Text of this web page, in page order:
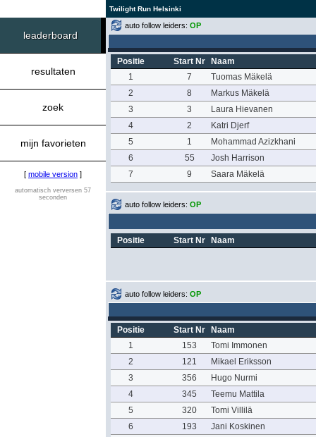
Twilight Run Helsinki
leaderboard
resultaten
zoek
mijn favorieten
[ mobile version ]
automatisch verversen 57
seconden
auto follow leiders: OP
Positie Start Nr
Naam
1
7
Tuomas Mäkelä
2
8
Markus Mäkelä
3
3
Laura Hievanen
4
2
Katri Djerf
5
1
Mohammad Azizkhani
6
55
Josh Harrison
7
9 Saara Mäkelä
auto follow leiders: OP
Positie Start Nr Naam
auto follow leiders: OP
Positie Start Nr
Naam
1
153
Tomi Immonen
2
121
Mikael Eriksson
3
356
Hugo Nurmi
4
345
Teemu Mattila
5
320
Tomi Villilä
6
193
Jani Koskinen